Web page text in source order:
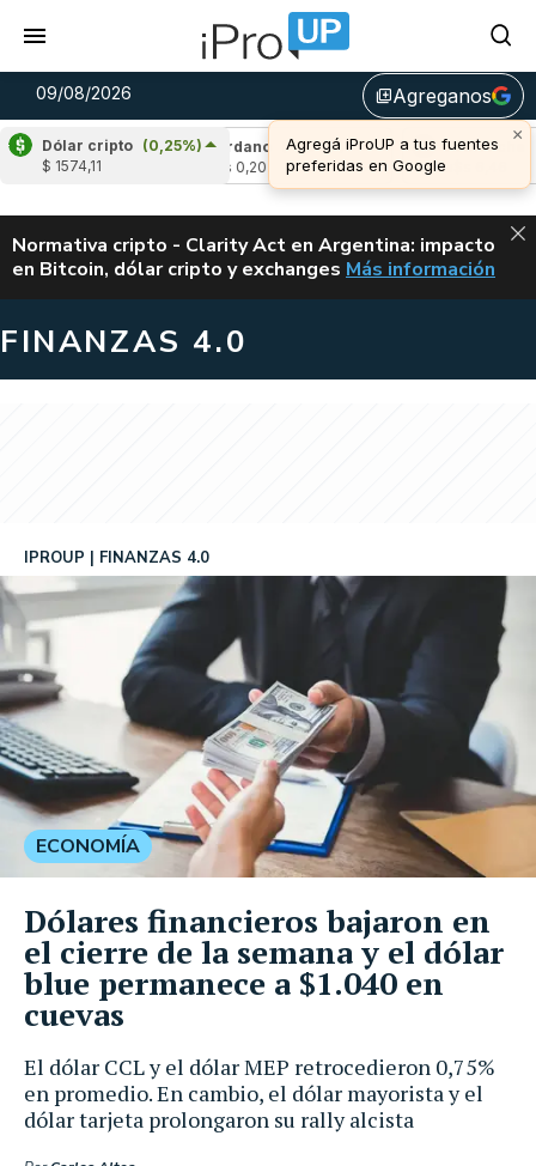
09/08/2026 library_addAgreganos
×
Agregá iProUP a tus fuentes
preferidas en Google
Dólar cripto (0,25%)
$ 1574,11
Cardano (-1,54%)
u$s 0,20
Avalanche
u$s 6,46
ALERTA
Normativa cripto - Clarity Act en Argentina: impacto
en Bitcoin, dólar cripto y exchanges CLARITY ACT EN
Más información
FINANZAS 4.0
El dólar CCL y el dólar MEP retrocedieron 0,75%
en promedio. En cambio, el dólar mayorista y el
dólar tarjeta prolongaron su rally alcista
IPROUP FINANZAS 4.0
ECONOMÍA
Dólares financieros bajaron en
el cierre de la semana y el dólar
blue permanece a $1.040 en
cuevas